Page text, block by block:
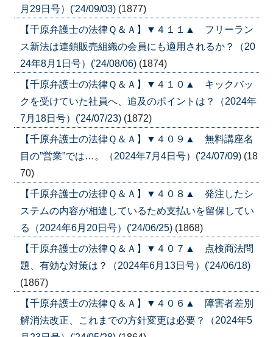
月29日号）('24/09/03) (1877)
【千原弁護士の法律Ｑ＆Ａ】▼４１１▲ フリーラン
ス新法は連鎖販売組織の会員にも適用されるか？（20
24年8月1日号）('24/08/06) (1874)
【千原弁護士の法律Ｑ＆Ａ】▼４１０▲ キックバッ
クを受けていた社員へ、追及のポイントは？（2024年
7月18日号）('24/07/23) (1872)
【千原弁護士の法律Ｑ＆Ａ】▼４０９▲ 無料講座名
目の”営業”では…。（2024年7月4日号）('24/07/09) (18
70)
【千原弁護士の法律Ｑ＆Ａ】▼４０８▲ 発注したシ
ステムの内容が相違しているため支払いを留保してい
る（2024年6月20日号）('24/06/25) (1868)
【千原弁護士の法律Ｑ＆Ａ】▼４０７▲ 点検商法問
題、有効な対策は？（2024年6月13日号）('24/06/18)
(1867)
【千原弁護士の法律Ｑ＆Ａ】▼４０６▲ 障害者差別
解消法改正、これまでの方針変更は必要？（2024年5